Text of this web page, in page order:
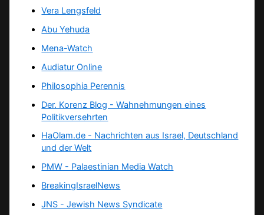
Vera Lengsfeld
Abu Yehuda
Mena-Watch
Audiatur Online
Philosophia Perennis
Der. Korenz Blog - Wahnehmungen eines
Politikversehrten
HaOlam.de - Nachrichten aus Israel, Deutschland
und der Welt
PMW - Palaestinian Media Watch
BreakingIsraelNews
JNS - Jewish News Syndicate